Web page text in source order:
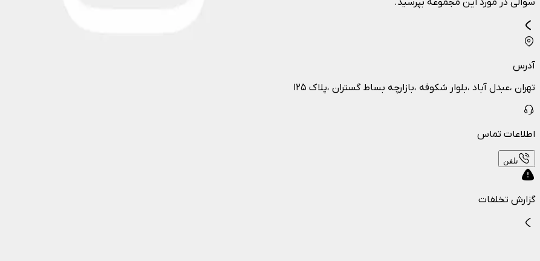
آدرس
تهران ،عبدل آباد ،بلوار شکوفه ،بازارچه بساط گستران ،پلاک ۱۲۵
اطلاعات تماس
تلفن
گزارش تخلفات